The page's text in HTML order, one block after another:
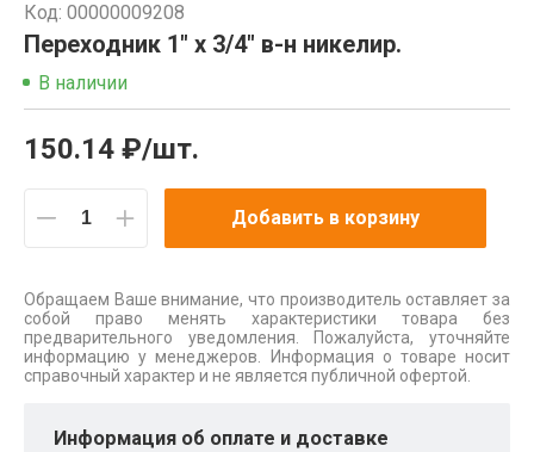
Код: 00000009208
Переходник 1" х 3/4" в-н никелир.
В наличии
150.14 ₽/шт.
Добавить в корзину
Обращаем Ваше внимание, что производитель оставляет за
собой право менять характеристики товара без
предварительного уведомления. Пожалуйста, уточняйте
информацию у менеджеров. Информация о товаре носит
справочный характер и не является публичной офертой.
Информация об оплате и доставке